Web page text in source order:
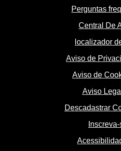
Perguntas
Central De
localizador
Aviso de
Aviso de
Aviso Legal
Descadastrar